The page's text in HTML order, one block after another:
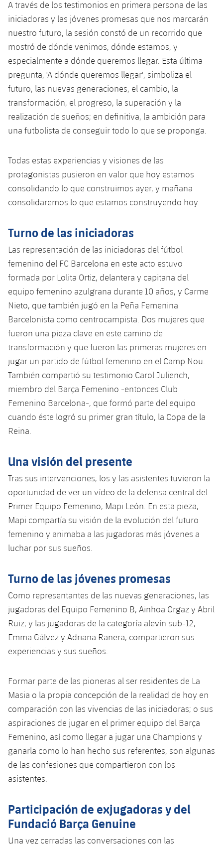
Jugadores
Calendario
Resultados
Fotos
Voleibol masculino
Voleibol femenino
Apúntate a las amateurs
plusicon
más
Apúntate a las amateurs
Carnet de las Secciones Amateurs
PLUSICON
MÁS
League of Legends
VALORANT Rising
VALORANT Game Changers
A través de los testimonios en primera persona de las
iniciadoras y las jóvenes promesas que nos marcarán
nuestro futuro, la sesión constó de un recorrido que
mostró de dónde venimos, dónde estamos, y
especialmente a dónde queremos llegar. Esta última
pregunta, 'A dónde queremos llegar', simboliza el
futuro, las nuevas generaciones, el cambio, la
transformación, el progreso, la superación y la
realización de sueños; en definitiva, la ambición para
una futbolista de conseguir todo lo que se proponga.
Todas estas experiencias y visiones de las
protagonistas pusieron en valor que hoy estamos
consolidando lo que construimos ayer, y mañana
consolidaremos lo que estamos construyendo hoy.
Turno de las iniciadoras
Las representación de las iniciadoras del fútbol
femenino del FC Barcelona en este acto estuvo
formada por Lolita Ortiz, delantera y capitana del
equipo femenino azulgrana durante 10 años, y Carme
Nieto, que también jugó en la Peña Femenina
Barcelonista como centrocampista. Dos mujeres que
fueron una pieza clave en este camino de
transformación y que fueron las primeras mujeres en
jugar un partido de fútbol femenino en el Camp Nou.
También compartió su testimonio Carol Juliench,
miembro del Barça Femenino -entonces Club
Femenino Barcelona-, ​​que formó parte del equipo
cuando éste logró su primer gran título, la Copa de la
Reina.
Una visión del presente
Tras sus intervenciones, los y las asistentes tuvieron la
oportunidad de ver un vídeo de la defensa central del
Primer Equipo Femenino, Mapi León. En esta pieza,
Mapi compartía su visión de la evolución del futuro
femenino y animaba a las jugadoras más jóvenes a
luchar por sus sueños.
Turno de las jóvenes promesas
Como representantes de las nuevas generaciones, las
jugadoras del Equipo Femenino B, Ainhoa ​​Orgaz y Abril
Ruiz; y las jugadoras de la categoría alevín sub-12,
Emma Gálvez y Adriana Ranera, compartieron sus
experiencias y sus sueños.
Formar parte de las pioneras al ser residentes de La
Masia o la propia concepción de la realidad de hoy en
comparación con las vivencias de las iniciadoras; o sus
aspiraciones de jugar en el primer equipo del Barça
Femenino, así como llegar a jugar una Champions y
ganarla como lo han hecho sus referentes, son algunas
de las confesiones que compartieron con los
asistentes.
Participación de exjugadoras y del
Fundació Barça Genuine
Una vez cerradas las conversaciones con las